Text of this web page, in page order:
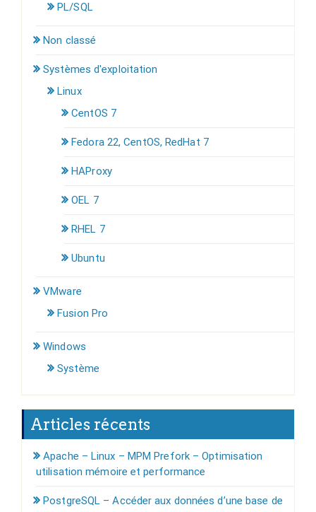
PL/SQL
Non classé
Systèmes d'exploitation
Linux
CentOS 7
Fedora 22, CentOS, RedHat 7
HAProxy
OEL 7
RHEL 7
Ubuntu
VMware
Fusion Pro
Windows
Système
Articles récents
Apache – Linux – MPM Prefork – Optimisation
utilisation mémoire et performance
PostgreSQL – Accéder aux données d’une base de